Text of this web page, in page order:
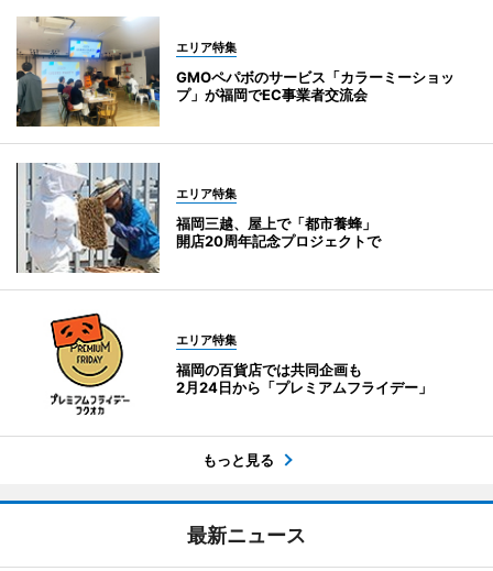
エリア特集
GMOペパボのサービス「カラーミーショッ
プ」が福岡でEC事業者交流会
エリア特集
福岡三越、屋上で「都市養蜂」
開店20周年記念プロジェクトで
エリア特集
福岡の百貨店では共同企画も
2月24日から「プレミアムフライデー」
もっと見る
最新ニュース